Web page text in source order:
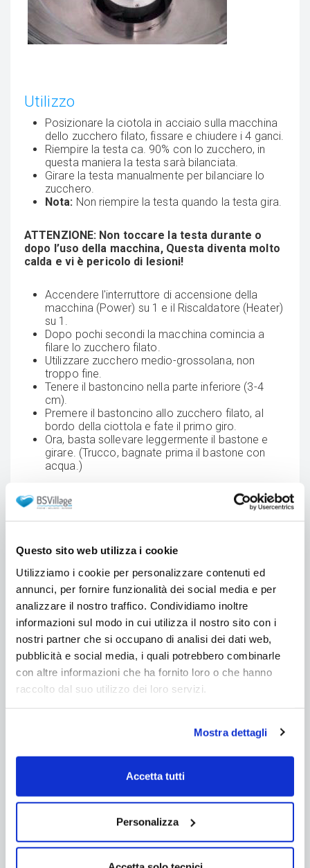
Questo sito web utilizza i cookie
Utilizziamo i cookie per personalizzare contenuti ed
annunci, per fornire funzionalità dei social media e per
analizzare il nostro traffico. Condividiamo inoltre
informazioni sul modo in cui utilizza il nostro sito con i
nostri partner che si occupano di analisi dei dati web,
pubblicità e social media, i quali potrebbero combinarle
con altre informazioni che ha fornito loro o che hanno
raccolto dal suo utilizzo dei loro servizi.
Mostra dettagli
Accetta tutti
Personalizza
Utilizzo
Posizionare la ciotola in acciaio sulla macchina
dello zucchero filato, fissare e chiudere i 4 ganci.
Riempire la testa ca. 90% con lo zucchero, in
questa maniera la testa sarà bilanciata.
Girare la testa manualmente per bilanciare lo
zucchero.
Nota: Non riempire la testa quando la testa gira.
ATTENZIONE: Non toccare la testa durante o
dopo l’uso della macchina, Questa diventa molto
calda e vi è pericolo di lesioni!
Accendere l'interruttore di accensione della
macchina (Power) su 1 e il Riscaldatore (Heater)
su 1.
Dopo pochi secondi la macchina comincia a
filare lo zucchero filato.
Utilizzare zucchero medio-grossolana, non
troppo fine.
Tenere il bastoncino nella parte inferiore (3-4
cm).
Premere il bastoncino allo zucchero filato, al
bordo della ciottola e fate il primo giro.
Ora, basta sollevare leggermente il bastone e
girare. (Trucco, bagnate prima il bastone con
acqua.)
zucchero che si trova nella testa
Non inserire mai acqua nella testa e non pulire
l'interno della testa con acqua
Sbloccare e rimuovere la ciotola per pulirla